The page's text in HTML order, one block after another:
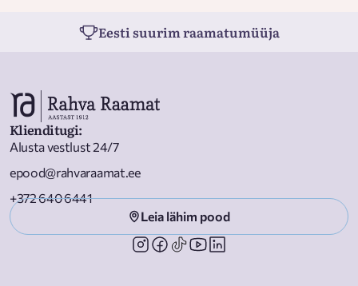
Eesti suurim raamatumüüja
Klienditugi:
Alusta vestlust 24/7
epood@rahvaraamat.ee
+372 640 6441
Leia lähim pood